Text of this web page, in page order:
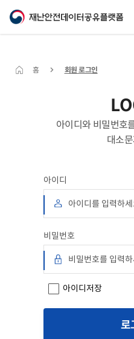
홈 회원 로그인
아이디와 비밀번호
대소
아이디
비밀번호
아이디저장
로